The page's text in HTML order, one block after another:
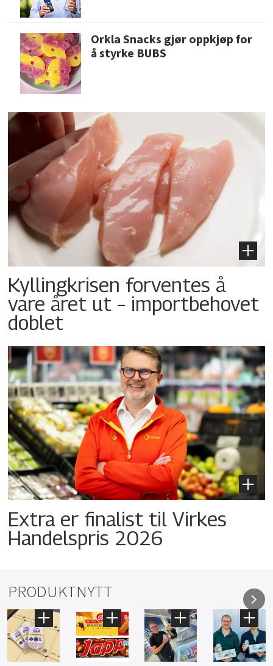
Orkla Snacks gjør oppkjøp for
å styrke BUBS
Kyllingkrisen forventes å
vare året ut – importbehovet
doblet
Extra er finalist til Virkes
Handelspris 2026
PRODUKTNYTT